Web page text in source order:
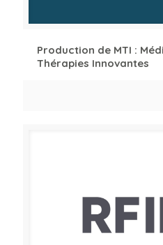
Production de MTI :
Thérapies Innovantes